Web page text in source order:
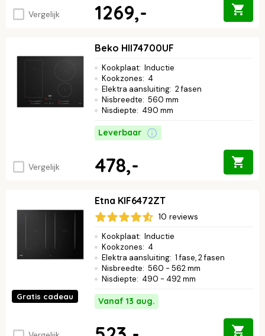
Vergelijk 1269,-
Vergelijk
Beko HII74700UF
Kookplaat: Inductie
Kookzones: 4
Elektra aansluiting: 2 fasen
Nisbreedte: 560 mm
Nisdiepte: 490 mm
Leverbaar
478,-
Gratis cadeau
Etna KIF6472ZT
10 reviews
Kookplaat: Inductie
Kookzones: 4
Elektra aansluiting: 1 fase, 2 fasen
Nisbreedte: 560 - 562 mm
Nisdiepte: 490 - 492 mm
Vanaf 13 aug.